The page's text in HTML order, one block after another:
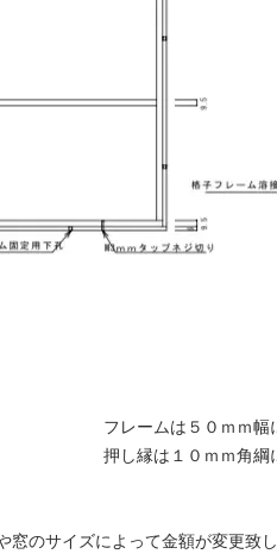
フレームは５０ｍｍ幅
押し縁は１０ｍｍ角綱
窓のサイズによって金額が変更致